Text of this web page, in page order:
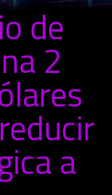
de
2
a